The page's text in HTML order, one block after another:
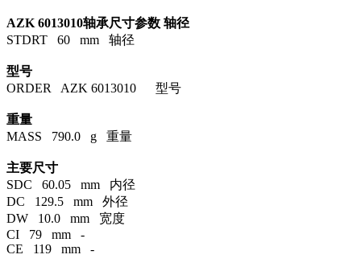
AZK 6013010轴承尺寸参数 轴径
STDRT 60 mm 轴径
型号
ORDER AZK 6013010 型号
重量
MASS 790.0 g 重量
主要尺寸
SDC 60.05 mm 内径
DC 129.5 mm 外径
DW 10.0 mm 宽度
CI 79 mm -
CE 119 mm -